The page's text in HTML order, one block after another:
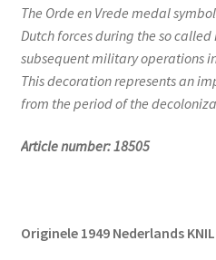
The Orde en Vrede medal
Dutch forces during the so
subsequent military operations
This decoration represents an
from the period of the
Article number: 18505
Originele 1949 Nederlands